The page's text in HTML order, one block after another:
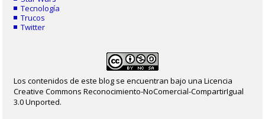
Tecnología
Trucos
Twitter
Los contenidos de este blog se encuentran bajo una Licencia
Creative Commons Reconocimiento-NoComercial-CompartirIgual
3.0 Unported.